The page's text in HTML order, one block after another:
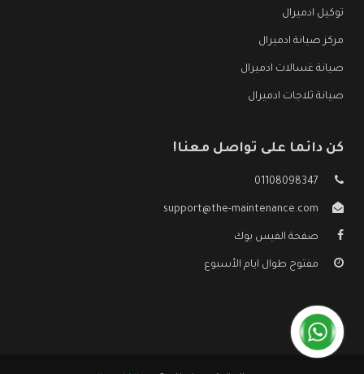
توكيل ادميرال
مركز صيانة ادميرال
صيانة غسالات ادميرال
صيانة ثلاجات ادميرال
كن دائما على تواصل معنا!
01108098347
support@the-maintenance.com
صفحة الفيس بوك
مفتوح طوال ايام الأسبوع